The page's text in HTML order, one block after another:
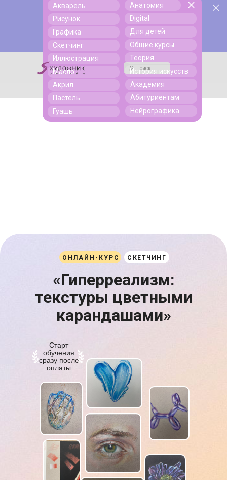
Промокод BYEJULY
Поиск
Поиск
Акварель
Рисунок
Графика
Скетчинг
Иллюстрация
Масло
Акрил
Пастель
Гуашь
Анатомия
Digital
Для детей
Общие курсы
Теория
История искусств
Академия
Абитуриентам
Нейрографика
«Гиперреализм:
текстуры цветными
карандашами»
ОНЛАЙН-КУРС
Старт
обучения
сразу после
оплаты
СКЕТЧИНГ